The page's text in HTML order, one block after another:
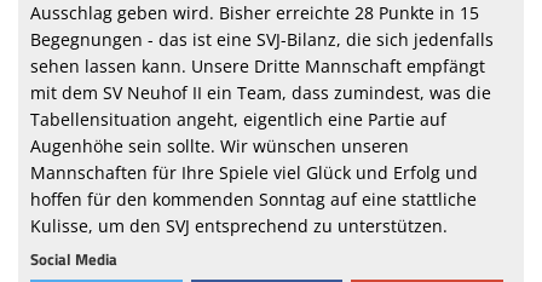
Ausschlag geben wird. Bisher erreichte 28 Punkte in 15
Begegnungen - das ist eine SVJ-Bilanz, die sich jedenfalls
sehen lassen kann. Unsere Dritte Mannschaft empfängt
mit dem SV Neuhof II ein Team, dass zumindest, was die
Tabellensituation angeht, eigentlich eine Partie auf
Augenhöhe sein sollte. Wir wünschen unseren
Mannschaften für Ihre Spiele viel Glück und Erfolg und
hoffen für den kommenden Sonntag auf eine stattliche
Kulisse, um den SVJ entsprechend zu unterstützen.
Social Media